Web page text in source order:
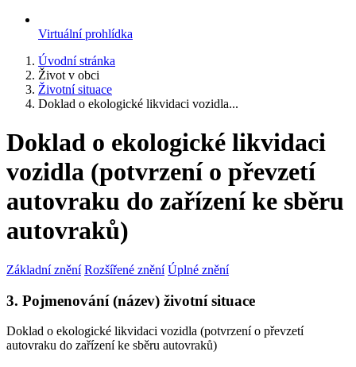
Virtuální prohlídka
Úvodní stránka
Život v obci
Životní situace
Doklad o ekologické likvidaci vozidla...
Doklad o ekologické likvidaci
vozidla (potvrzení o převzetí
autovraku do zařízení ke sběru
autovraků)
Základní znění Rozšířené znění Úplné znění
3. Pojmenování (název) životní situace
Doklad o ekologické likvidaci vozidla (potvrzení o převzetí
autovraku do zařízení ke sběru autovraků)